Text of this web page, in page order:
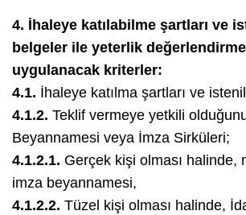
4. İhaleye katılabilme şartları ve
belgeler ile yeterlik
uygulanacak kriterler:
4.1. İhaleye katılma şartları ve
4.1.2. Teklif vermeye yetkili
Beyannamesi veya İmza Sirküleri;
4.1.2.1. Gerçek kişi olması halinde,
imza beyannamesi,
4.1.2.2. Tüzel kişi olması halinde,